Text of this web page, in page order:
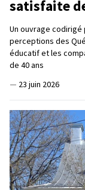
satisfaite
Un ouvrage codirigé
perceptions des
éducatif et les
de 40 ans
— 23 juin 2026